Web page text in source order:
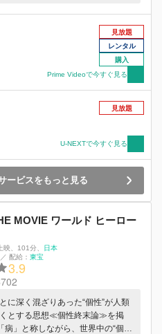
英高校ヒーロー科に受け継がれ
雄英 2 年目の春に勃発した、ヒ
ィラン＞の全面戦争。出久は恐
に入れた死柄木弔と対峙、激しくぶ
ヒーローと敵＜ヴィラン＞の双方が
ジを受け、死柄木の撤退により戦い
づいていた。 そんな全面戦争の影
会に突如、謎の巨大要塞が現れ、
を飲み込んでいく。そして出久たち
の象徴”を思わせる男が立ちはだか
見放題
レンタル
購入
Prime Videoで今すぐ見る
見放題
U-NEXTで今すぐ見る
ービスをもっと見る
MOVIE ワールド ヒーロー
映 101分
日本
／ 配給： 東宝
3.9
に深く混ざりあった“個性”が人類
とする思想≪個性終末論≫を掲
病」と称しながら、世界中の“個